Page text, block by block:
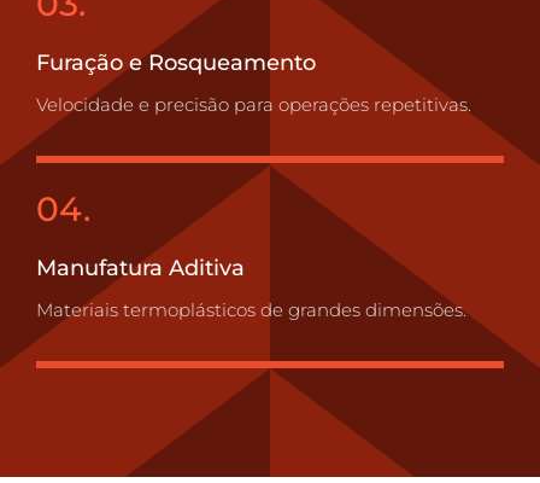
Furação e Rosqueamento
Velocidade e precisão para operações repetitivas.
04.
Manufatura Aditiva
Materiais termoplásticos de grandes dimensões.